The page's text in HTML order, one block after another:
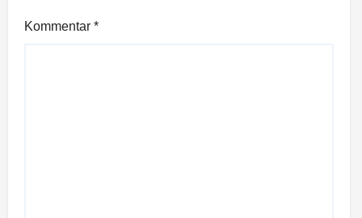
Kommentar *